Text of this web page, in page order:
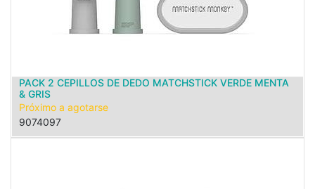
PACK 2 CEPILLOS DE DEDO MATCHSTICK VERDE MENTA
& GRIS
Próximo a agotarse
9074097